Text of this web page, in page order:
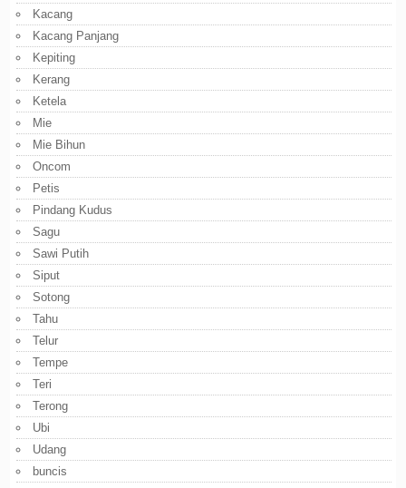
Kacang
Kacang Panjang
Kepiting
Kerang
Ketela
Mie
Mie Bihun
Oncom
Petis
Pindang Kudus
Sagu
Sawi Putih
Siput
Sotong
Tahu
Telur
Tempe
Teri
Terong
Ubi
Udang
buncis